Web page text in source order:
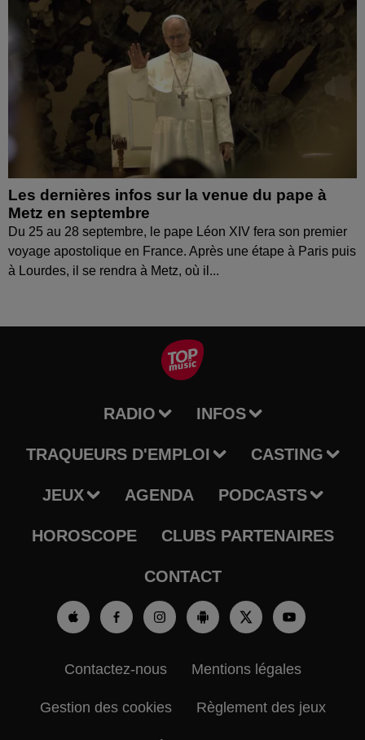
Les dernières infos sur la venue du pape à
Metz en septembre
Du 25 au 28 septembre, le pape Léon XIV fera son premier
voyage apostolique en France. Après une étape à Paris puis
à Lourdes, il se rendra à Metz, où il...
RADIO INFOS
TRAQUEURS D'EMPLOI CASTING
JEUX AGENDA PODCASTS
HOROSCOPE CLUBS PARTENAIRES
CONTACT
Contactez-nous Mentions légales
Gestion des cookies Règlement des jeux